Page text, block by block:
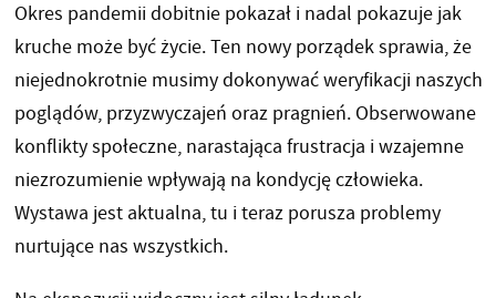
Okres pandemii dobitnie pokazał i nadal pokazuje jak
kruche może być życie. Ten nowy porządek sprawia, że
niejednokrotnie musimy dokonywać weryfikacji naszych
poglądów, przyzwyczajeń oraz pragnień. Obserwowane
konflikty społeczne, narastająca frustracja i wzajemne
niezrozumienie wpływają na kondycję człowieka.
Wystawa jest aktualna, tu i teraz porusza problemy
nurtujące nas wszystkich.